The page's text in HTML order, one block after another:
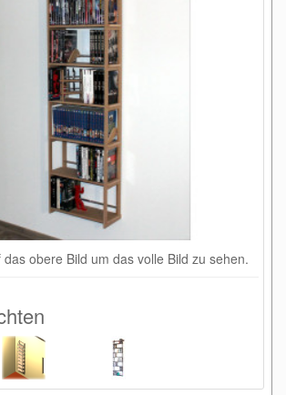
das obere Bild um das volle Bild zu sehen.